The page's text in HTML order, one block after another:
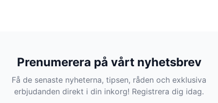
Prenumerera på vårt nyhetsbrev
Få de senaste nyheterna, tipsen, råden och exklusiva
erbjudanden direkt i din inkorg! Registrera dig idag.